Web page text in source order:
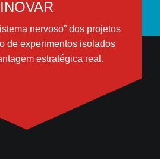
INOVAR
nervoso” dos projetos
de experimentos isolados
estratégica real.